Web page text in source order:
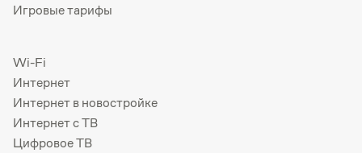
Игровые тарифы
Wi-Fi
Интернет
Интернет в новостройке
Интернет с ТВ
Цифровое ТВ